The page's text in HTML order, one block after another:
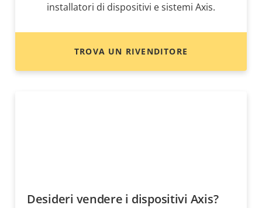
installatori di dispositivi e sistemi Axis.
TROVA UN RIVENDITORE
Desideri vendere i dispositivi Axis?